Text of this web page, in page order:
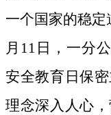
一个国家的稳
月11日，一分
安全教育日保
理念深入人心